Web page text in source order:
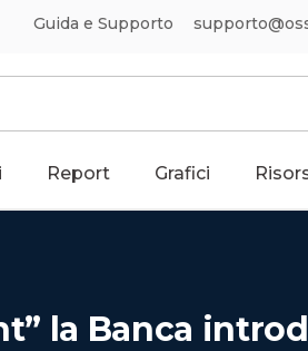
Guida e Supporto
Report Grafici
la Banca